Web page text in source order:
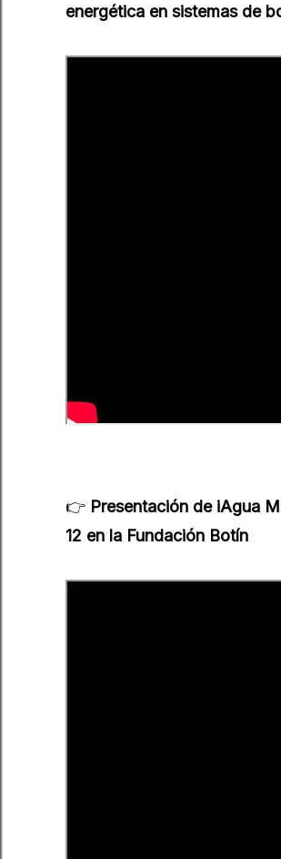
energética en sistemas de
👉 Presentación de iAgua
12 en la Fundación Botín